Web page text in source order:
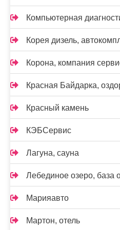
Компьютерная
Корея дизель,
Корона, компания
Красная Байдарка,
Красный камень
КЭБСервис
Лагуна, сауна
Лебединое озеро, база
Марияавто
Мартон, отель